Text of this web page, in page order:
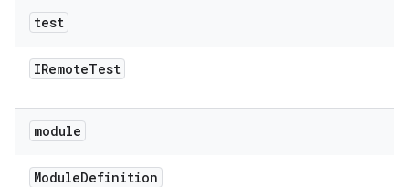
test
IRemoteTest
module
ModuleDefinition